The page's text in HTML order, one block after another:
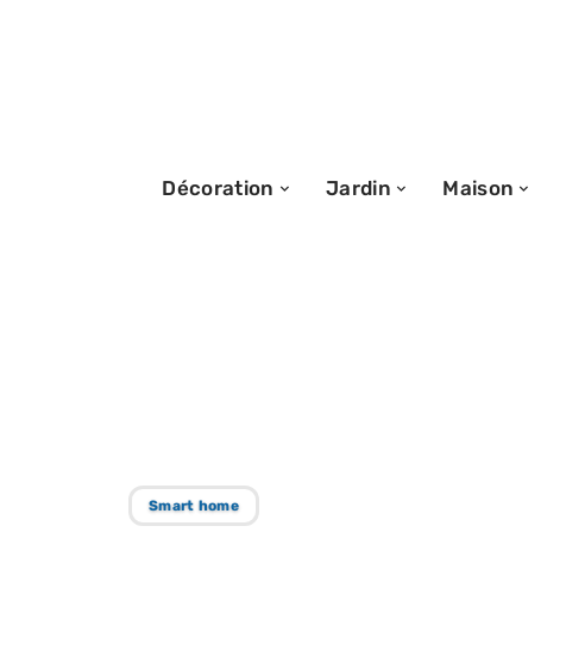
Décoration Jardin Maison
Smart home